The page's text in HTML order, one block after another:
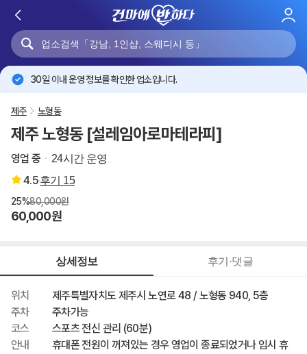
로
30일 이내 운영 정보를 확인한 업소입니다.
제주 노형동
제주 노형동 [설레임아로마테라피]
영업 중 24시간 운영
4.5후기 15
25%80,000원
60,000원
상세정보 후기·댓글
위치
제주특별자치도 제주시 노연로 48 / 노형동 940, 5층
주차
주차가능
코스
스포츠 전신 관리 (60분)
안내
휴대폰 전원이 꺼져있는 경우 영업이 종료되었거나 임시 휴